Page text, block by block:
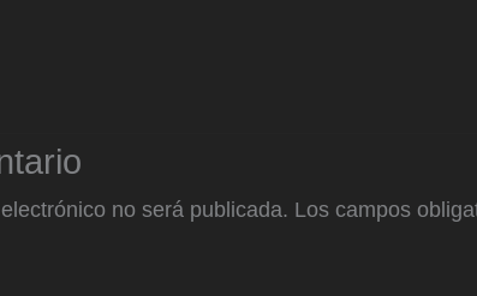
no será publicada. Los campos